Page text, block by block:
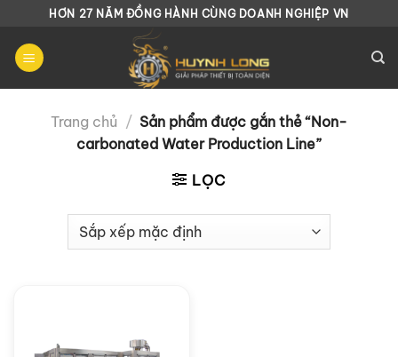
Chuyển
nội
dung
HƠN 27 NĂM ĐỒNG HÀNH CÙNG DOANH NGHIỆP VN
Trang chủ / Sản phẩm được gắn thẻ “Non-
carbonated Water Production Line”
LỌC